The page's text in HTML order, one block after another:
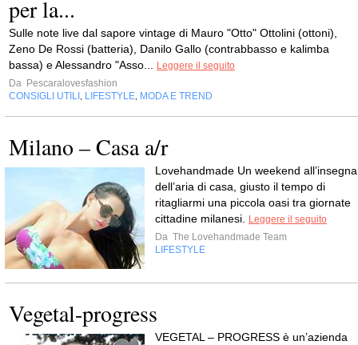
per la...
Sulle note live dal sapore vintage di Mauro "Otto" Ottolini (ottoni),
Zeno De Rossi (batteria), Danilo Gallo (contrabbasso e kalimba
bassa) e Alessandro "Asso...
Leggere il seguito
Da Pescaralovesfashion
CONSIGLI UTILI
LIFESTYLE MODA E TREND
Milano – Casa a/r
Lovehandmade Un weekend all’insegna
dell’aria di casa, giusto il tempo di
ritagliarmi una piccola oasi tra giornate
cittadine milanesi.
Leggere il seguito
Da The Lovehandmade Team
LIFESTYLE
Vegetal-progress
VEGETAL – PROGRESS è un’azienda